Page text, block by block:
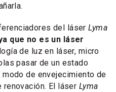
del láserLyma
que no es un láser
de luz en láser, micro
pasar de un estado
de envejecimiento de
renovación. El láser Lyma